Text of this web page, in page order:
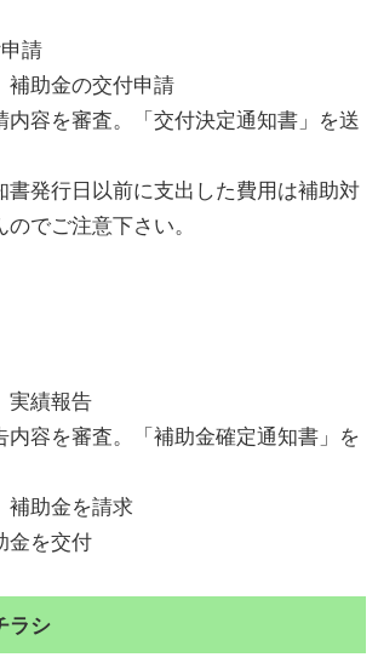
請
助金の交付申請
容を審査。「交付決定通知書」を送
発行日以前に支出した費用は補助対
でご注意下さい。
績報告
容を審査。「補助金確定通知書」を
助金を請求
を交付
ラシ